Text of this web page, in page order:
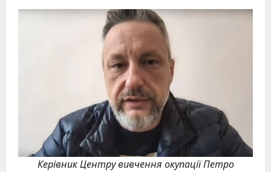
Керівник Центру вивчення окупації Петро